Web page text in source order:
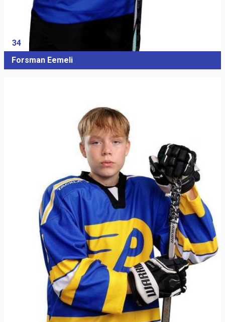
34
Forsman Eemeli